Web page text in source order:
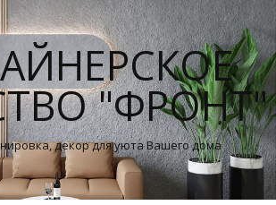
"ФРОНТ"
декор для уюта Вашего дома